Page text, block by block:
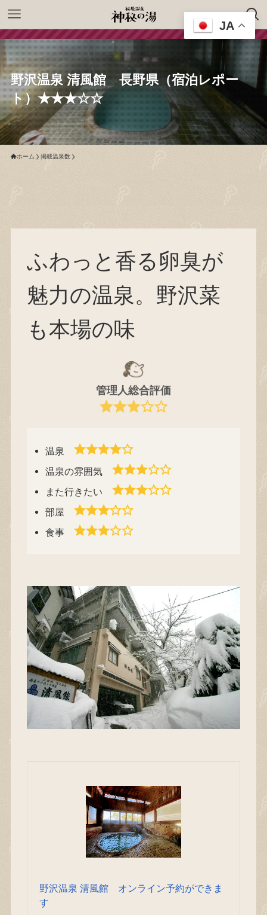
野沢温泉 清風館 長野県（宿泊レポー
ト）★★★☆☆
ホーム 掲載温泉数
ふわっと香る卵臭が
魅力の温泉。野沢菜
も本場の味
管理人総合評価
温泉
温泉の雰囲気
また行きたい
部屋
食事
野沢温泉 清風館 オンライン予約ができま
す
JA